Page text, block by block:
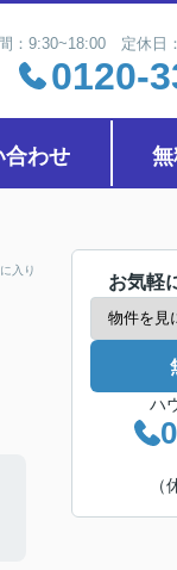
：9:30~18:00 定休日
0120-
合わせ
入り
お気軽
ハ